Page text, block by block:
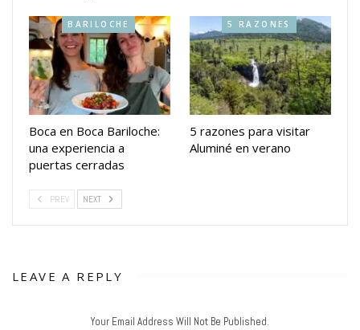
BARILOCHE
Boca en Boca Bariloche:
una experiencia a
puertas cerradas
5 RAZONES
5 razones para visitar
Aluminé en verano
PREV NEXT
LEAVE A REPLY
Your Email Address Will Not Be Published.